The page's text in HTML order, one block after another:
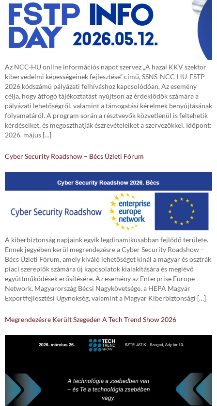
Az NCC-HU online információs napot szervez „A hazai KKV szektor
kibervédelmi képességeinek fejlesztése” című, SSNS-NCC-HU-FSTP-
2026 kódszámú pályázati felhíváshoz kapcsolódóan. Az esemény
célja, hogy átfogó tájékoztatást nyújtson az érdeklődők számára a
pályázati lehetőségről, valamint a támogatási kérelmek benyújtásának
folyamatáról. A program során a résztvevők közvetlenül is feltehetik
kérdéseiket, és megoszthatják észrevételeiket a szervezőkkel. Időpont:
2026. május […]
Cyber Security Roadshow – Bécs Üzleti Fórum
A kiberbiztonság napjaink egyik legdinamikusabban fejlődő területe.
Ennek jegyében kerül megrendezésre a Cyber Security Roadshow –
Bécs Üzleti Fórum, amely kiváló lehetőséget kínál a magyar és osztrák
piaci szereplők számára új kapcsolatok kialakítására és meglévő
együttműködések erősítésére. Az esemény az Enterprise Europe
Network, Magyarország Bécsi Nagykövetsége, a HEPA Magyar
Exportfejlesztési Ügynökség, valamint a Magyar Kiberbiztonsági […]
Megrendezésre Került Szegeden A Tech Trend Show 2026